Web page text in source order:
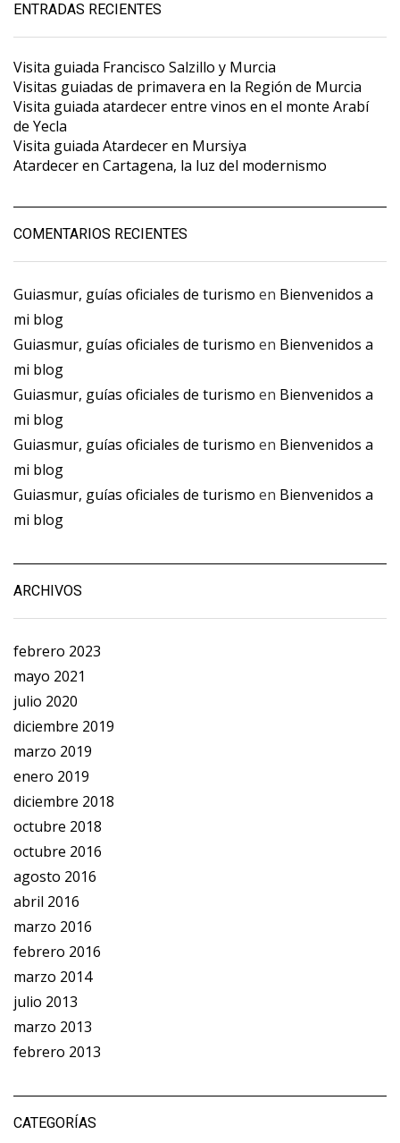
ENTRADAS RECIENTES
Visita guiada Francisco Salzillo y Murcia
Visitas guiadas de primavera en la Región de Murcia
Visita guiada atardecer entre vinos en el monte Arabí
de Yecla
Visita guiada Atardecer en Mursiya
Atardecer en Cartagena, la luz del modernismo
COMENTARIOS RECIENTES
Guiasmur, guías oficiales de turismo en Bienvenidos a
mi blog
Guiasmur, guías oficiales de turismo en Bienvenidos a
mi blog
Guiasmur, guías oficiales de turismo en Bienvenidos a
mi blog
Guiasmur, guías oficiales de turismo en Bienvenidos a
mi blog
Guiasmur, guías oficiales de turismo en Bienvenidos a
mi blog
ARCHIVOS
febrero 2023
mayo 2021
julio 2020
diciembre 2019
marzo 2019
enero 2019
diciembre 2018
octubre 2018
octubre 2016
agosto 2016
abril 2016
marzo 2016
febrero 2016
marzo 2014
julio 2013
marzo 2013
febrero 2013
CATEGORÍAS